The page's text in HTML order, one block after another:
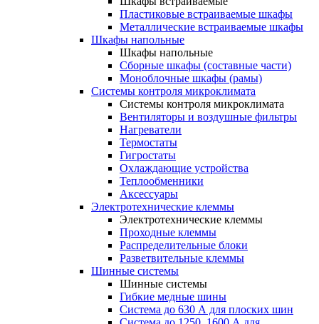
Пластиковые встраиваемые шкафы
Металлические встраиваемые шкафы
Шкафы напольные
Шкафы напольные
Сборные шкафы (составные части)
Моноблочные шкафы (рамы)
Системы контроля микроклимата
Системы контроля микроклимата
Вентиляторы и воздушные фильтры
Нагреватели
Термостаты
Гигростаты
Охлаждающие устройства
Теплообменники
Аксессуары
Электротехнические клеммы
Электротехнические клеммы
Проходные клеммы
Распределительные блоки
Разветвительные клеммы
Шинные системы
Шинные системы
Гибкие медные шины
Система до 630 А для плоских шин